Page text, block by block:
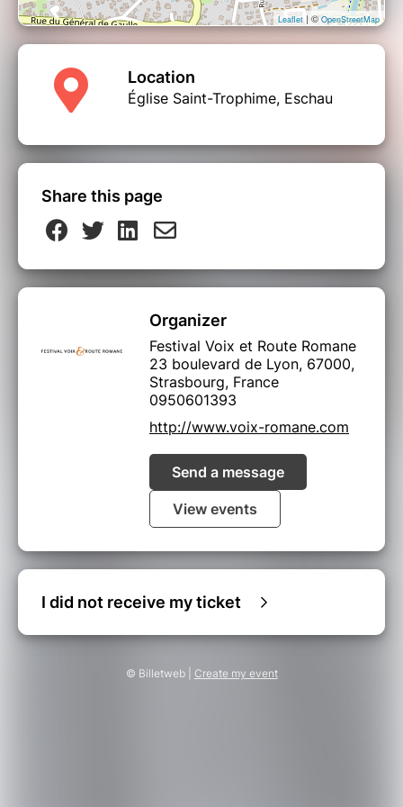
Leaflet | © OpenStreetMap
Location
Église Saint-Trophime, Eschau
Share this page
Organizer
Festival Voix et Route Romane
23 boulevard de Lyon, 67000,
Strasbourg, France
0950601393
http://www.voix-romane.com
Send a message
View events
I did not receive my ticket
© Billetweb | Create my event